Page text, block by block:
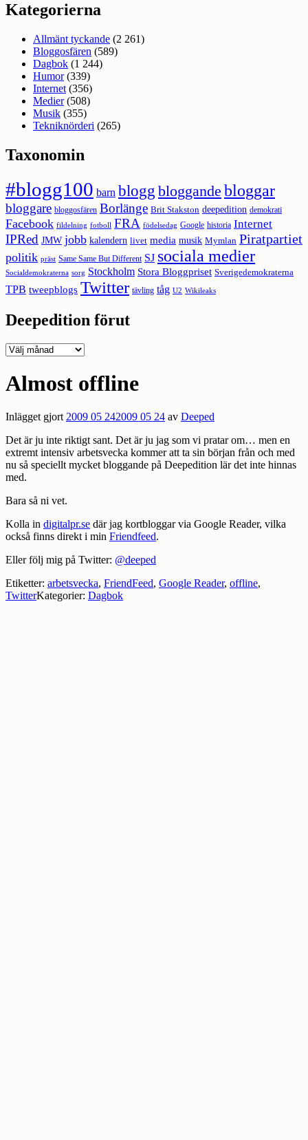
Kategorierna
Allmänt tyckande (2 261)
Bloggosfären (589)
Dagbok (1 244)
Humor(339)
Internet (356)
Medier(508)
Musik (355)
Tekniknörderi (265)
Taxonomin
#blogg100 barn blogg bloggande bloggar
bloggare bloggosfären Borlänge Brit Stakston deepedition demokrati
Facebook fildelning fotboll FRA födelsedag Google historia Internet
IPRed JMW jobb kalendern livet media musik Mymlan Piratpartiet
politik präst Same Same But Different SJ sociala medier
Socialdemokraterna sorg Stockholm Stora Bloggpriset Sverigedemokraterna
TPB tweepblogs Twitter tävling tåg U2 Wikileaks
Deepedition förut
Deepedition
Almost offline
Inlägget gjort2009 05 242009 05 24 av Deeped
Det är ju inte riktigt sant. Det är ju jag som vi pratar om… men en
extremt intensiv arbetsvecka kommer att ta sin början från och med
nu så speciellt mycket bloggande på Deepedition lär det inte hinnas
med.
Bara så ni vet.
Kolla in digitalpr.se där jag kortbloggar via Google Reader, vilka
också finns direkt i min Friendfeed.
Eller följ mig på Twitter: @deeped
Etiketter: arbetsvecka, FriendFeed, Google Reader, offline,
TwitterKategorier: Dagbok